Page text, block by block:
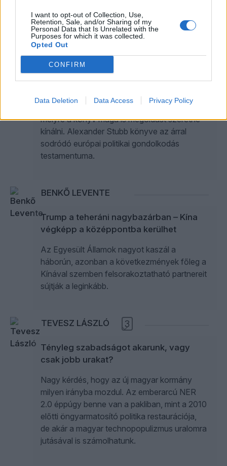
I want to opt-out of Collection, Use,
Retention, Sale, and/or Sharing of my
Personal Data that Is Unrelated with the
Purposes for which it was collected.
Opted Out
CONFIRM
Data Deletion Data Access Privacy Policy
MAKAI MÁTÉ
Ki hisz még a globális intézményekben?
– Alexander Stubb A hatalom
háromszöge című könyvéről
A finn elnök nemrég megjelent elemzése több
tekintetben is tünetszerű megtestesülése
annak a külpolitikai és diplomáciai válságnak,
melyre a könyv maga is megoldást szeretne
kínálni. Alexander Stubb könyve az árral
sodródó európai politikai gondolkodás
testamentuma.
BENKŐ LEVENTE
Trump a teheráni nagybazárban – Kína
végképp a középpontba kerülhet
Az Egyesült Államok nagyot kaszál a
háborún, azonban a következmények főleg a
Kínával szemben felsorakoztatható partnereit
sújtják a leginkább.
TEVESZ LÁSZLÓ 3
Tényleg szabadságot akarunk, vagy
csak jobb urakat?
Nagy kérdés, hogy az új magyar kormány
milyen irányba mozdul. Az emberarcú NER
2.0 éppúgy benne van a pakliban, mint a 2010
előtti öngyarmatosító politika restaurációja,
de akár a magyar technopopulizmus uralomra
jutásával is számolhatunk.